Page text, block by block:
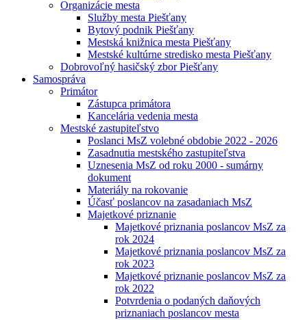
Organizácie mesta
Služby mesta Piešťany
Bytový podnik Piešťany
Mestská knižnica mesta Piešťany
Mestské kultúrne stredisko mesta Piešťany
Dobrovoľný hasičský zbor Piešťany
Samospráva
Primátor
Zástupca primátora
Kancelária vedenia mesta
Mestské zastupiteľstvo
Poslanci MsZ volebné obdobie 2022 - 2026
Zasadnutia mestského zastupiteľstva
Uznesenia MsZ od roku 2000 - sumárny
dokument
Materiály na rokovanie
Účasť poslancov na zasadaniach MsZ
Majetkové priznanie
Majetkové priznania poslancov MsZ za
rok 2024
Majetkové priznania poslancov MsZ za
rok 2023
Majetkové priznanie poslancov MsZ za
rok 2022
Potvrdenia o podaných daňových
priznaniach poslancov mesta